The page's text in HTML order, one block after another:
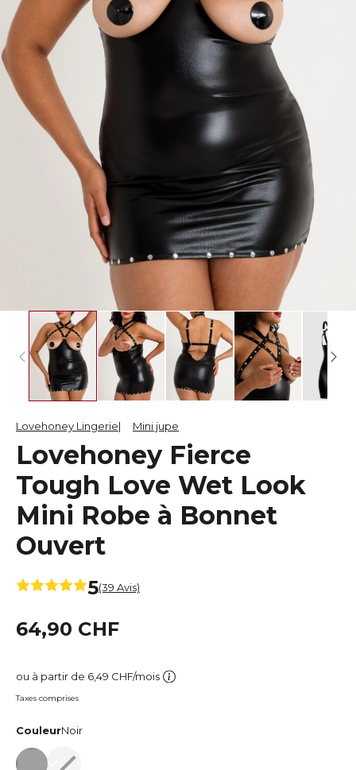
Lovehoney Lingerie Mini jupe
Lovehoney Fierce
Tough Love Wet Look
Mini Robe à Bonnet
Ouvert
5(39 Avis)
64,90 CHF
ou à partir de 6,49 CHF/mois
Taxes comprises
CouleurNoir
Noir Noir